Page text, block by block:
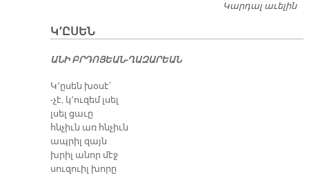
Կարդալ աւելին
Կ՚ԸՍԵՆ
Ա­ՆԻ ԲՐԴՈ­ՅԵԱՆ-ՂԱԶ­ԱՐԵԱՆ
Կ՚ըսեն խօսէ՛
-չէ, կ՚ուզեմ լսել
լսել ցաւը
հնչիւն առ հնչիւն
ապրիլ զայն
խրիլ անոր մէջ
սուզուիլ խորը